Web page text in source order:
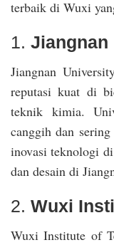
terbaik di Wuxi
1.
Jiangnan
reputasi kuat di
teknik kimia.
canggih dan
inovasi teknologi
dan desain di
2. Wuxi
Wuxi Institute of